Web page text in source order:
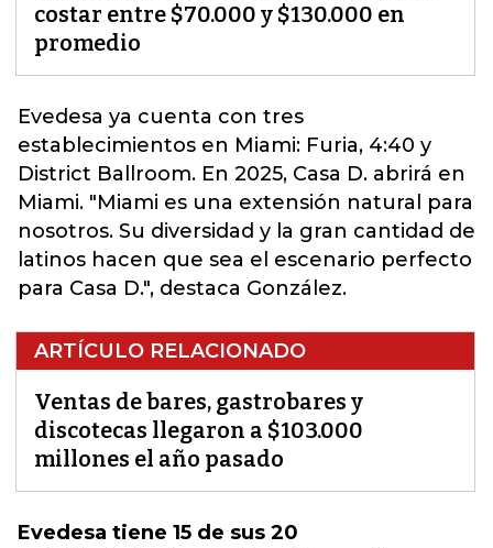
costar entre $70.000 y $130.000 en
promedio
Evedesa ya cuenta con tres
establecimientos en Miami: Furia, 4:40 y
District Ballroom. En 2025, Casa D. abrirá en
Miami. "Miami es una extensión natural para
nosotros. Su diversidad y la gran cantidad de
latinos hacen que sea el escenario perfecto
para Casa D.", destaca González.
ARTÍCULO RELACIONADO
Ventas de bares, gastrobares y
discotecas llegaron a $103.000
millones el año pasado
Evedesa tiene 15 de sus 20